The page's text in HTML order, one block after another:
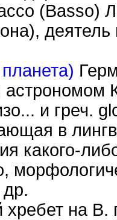
(Basso)
деятель
астрономом
и греч.
в
какого-
др.
хребет на В.